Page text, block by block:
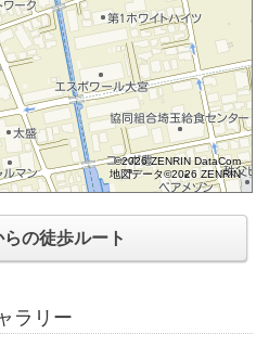
©2026 ZENRIN DataCom
地図データ©2026 ZENRIN
の徒歩ルート
ラリー